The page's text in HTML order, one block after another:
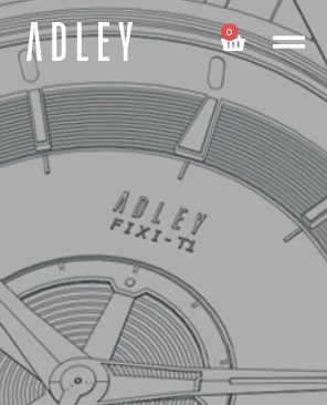
0